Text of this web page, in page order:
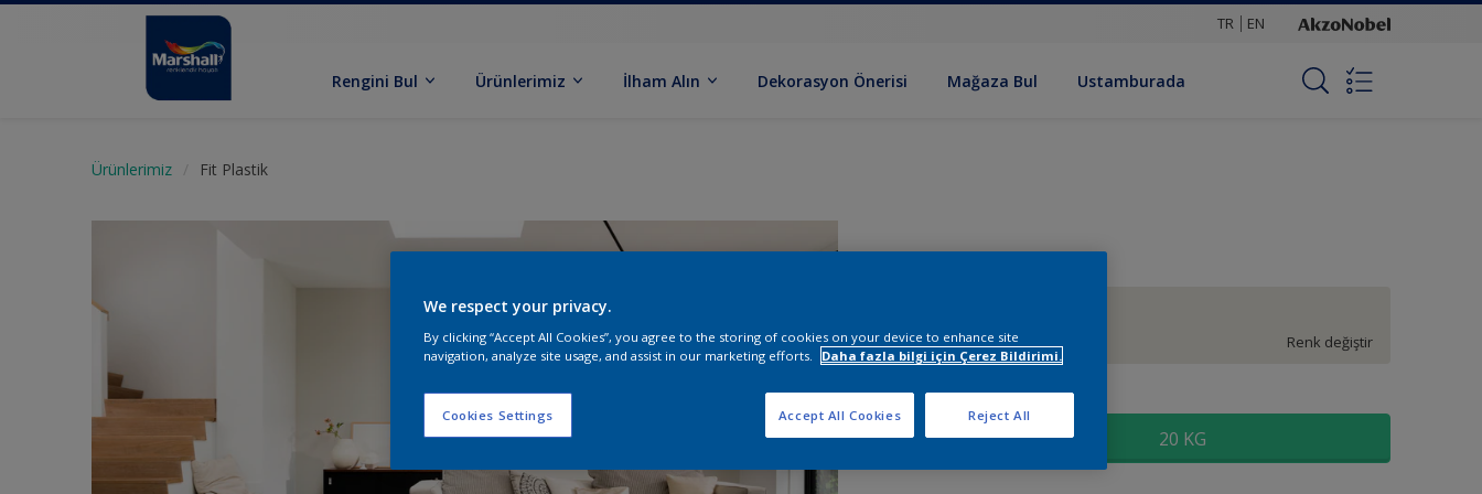
TR EN
Rengini Bul Ürünlerimiz İlham Alın Dekorasyon Önerisi Mağaza Bul Ustamburada
Ürünlerimiz Fit Plastik
Renk değiştir
20 KG
We respect your privacy.
By clicking “Accept All Cookies”, you agree to the storing of cookies on your device to enhance site
navigation, analyze site usage, and assist in our marketing efforts.
Daha fazla bilgi için Çerez Bildirimi.
Cookies Settings Reject All
Accept All Cookies